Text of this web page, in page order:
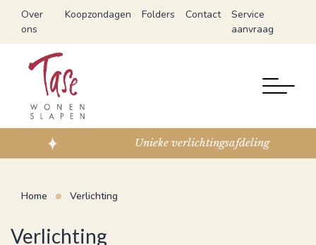
Over
ons
Koopzondagen Folders Contact
Service
aanvraag
Home Verlichting
Verlichting